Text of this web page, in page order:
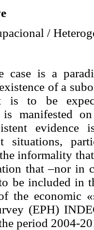
/
case is a
of a
is to be
is manifested
situations,
informality
that –nor in
be included in
the economic
(EPH)
period 2004-